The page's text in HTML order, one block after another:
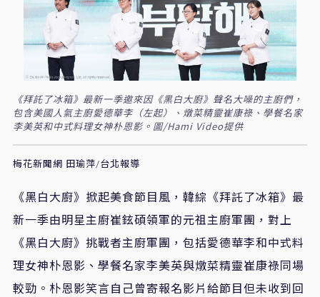
《拜託了冰箱》最新一季邀來因《黑白大廚》聲名大噪的主廚們，
包含美國人氣主廚愛德華李（左起）、燉菜精靈崔康祿、學餐名家
李美英和中式料理女神朴恩影。圖/Hami Video提供
梅花新聞網 田瑜萍/台北報導
《黑白大廚》掀起美食節目風，韓綜《拜託了冰箱》最
新一季由明星主廚崔鉉碩領軍的元祖主廚軍團，對上
《黑白大廚》挑戰者主廚軍團，包括愛德華李和中式料
理女神朴恩影、學餐名家李美英與燉菜精靈崔康祿同場
較勁。朴恩影笑言自己曾寄報名影片給節目但未收到回